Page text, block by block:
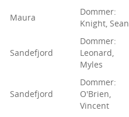
Maura
Dommer:
Knight, Sean
Sandefjord
Dommer:
Leonard,
Myles
Sandefjord
Dommer:
O'Brien,
Vincent